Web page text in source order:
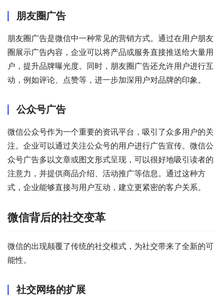
朋友圈广告
朋友圈广告是微信中一种常见的营销方式。通过在用户朋友
圈展示广告内容，企业可以将产品或服务直接推送给大量用
户，提升品牌曝光度。同时，朋友圈广告还允许用户进行互
动，例如评论、点赞等，进一步加深用户对品牌的印象。
公众号广告
微信公众号作为一个重要的资讯平台，吸引了众多用户的关
注。企业可以通过关注公众号的用户进行广告宣传。微信公
众号广告多以文章或图文形式呈现，可以很好地吸引读者的
注意力，并提供商品介绍、活动推广等信息。通过这种方
式，企业能够直接与用户互动，建立更紧密的客户关系。
微信背后的社交变革
微信的出现颠覆了传统的社交模式，为社交带来了全新的可
能性。
社交网络的扩展